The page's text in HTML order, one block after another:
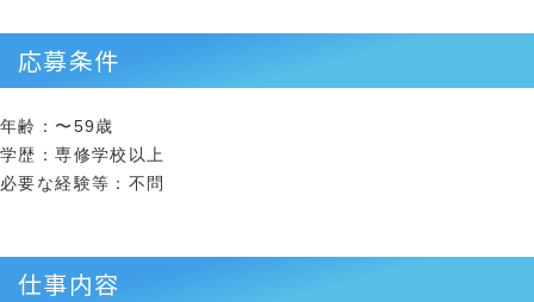
応募条件
年齢：〜59歳
学歴：専修学校以上
必要な経験等：不問
仕事内容